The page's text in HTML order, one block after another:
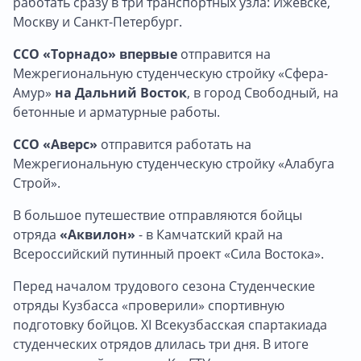
Москву и Санкт-Петербург.
ССО «Торнадо» впервые отправится на
Межрегиональную студенческую стройку «Сфера-
Амур» на Дальний Восток, в город Свободный, на
бетонные и арматурные работы.
ССО «Аверс» отправится работать на
Межрегиональную студенческую стройку «Алабуга
Строй».
В большое путешествие отправляются бойцы
отряда «Аквилон» - в Камчатский край на
Всероссийский путинный проект «Сила Востока».
Перед началом трудового сезона Студенческие
отряды Кузбасса «проверили» спортивную
подготовку бойцов. XI Всекузбасская спартакиада
студенческих отрядов длилась три дня. В итоге